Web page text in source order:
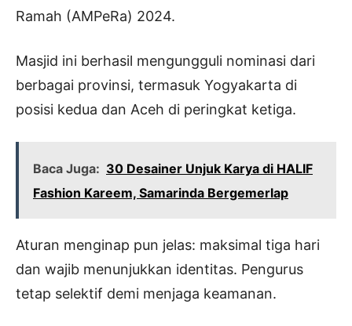
Ramah (AMPeRa) 2024.
Masjid ini berhasil mengungguli nominasi dari
berbagai provinsi, termasuk Yogyakarta di
posisi kedua dan Aceh di peringkat ketiga.
Baca Juga: 30 Desainer Unjuk Karya di HALIF
Fashion Kareem, Samarinda Bergemerlap
Aturan menginap pun jelas: maksimal tiga hari
dan wajib menunjukkan identitas. Pengurus
tetap selektif demi menjaga keamanan.